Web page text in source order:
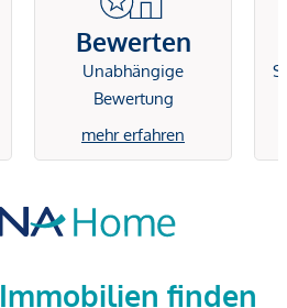
Bewerten
Unabhängige
Bewertung
mehr erfahren
finden